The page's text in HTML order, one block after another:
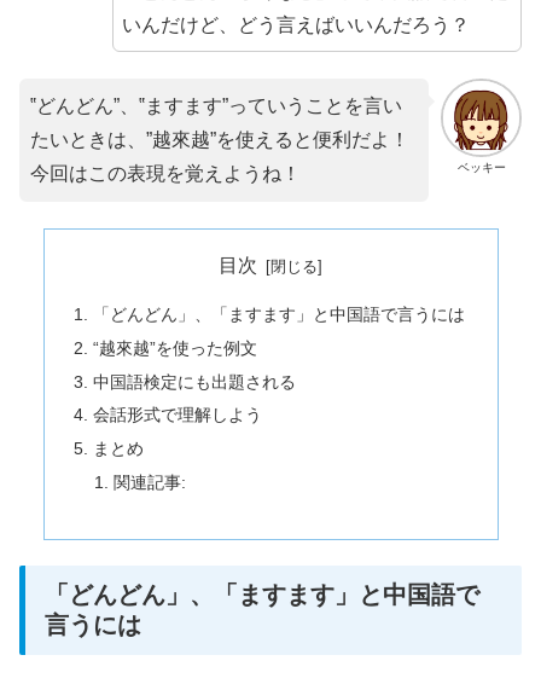
いんだけど、どう言えばいいんだろう？
ベッキー
‟どんどん”、‟ますます”っていうことを言い
たいときは、”越來越”を使えると便利だよ！
今回はこの表現を覚えようね！
目次
「どんどん」、「ますます」と中国語で言うには
“越來越”を使った例文
中国語検定にも出題される
会話形式で理解しよう
まとめ
関連記事:
「どんどん」、「ますます」と中国語で
言うには